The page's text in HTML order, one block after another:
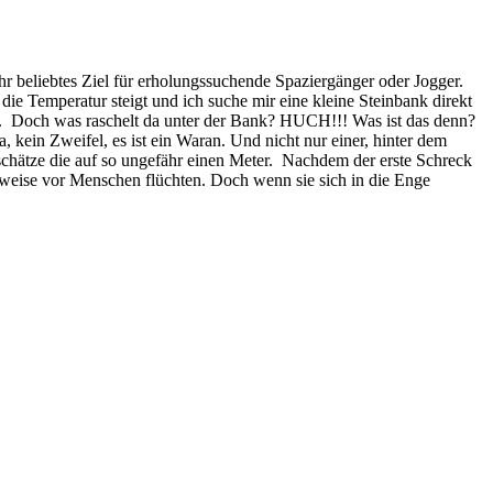
Ziel für erholungssuchende Spaziergänger oder Jogger.
Temperatur steigt und ich suche mir eine kleine Steinbank direkt
was raschelt da unter der Bank? HUCH!!! Was ist das denn?
kein Zweifel, es ist ein Waran. Und nicht nur einer, hinter dem
die auf so ungefähr einen Meter. Nachdem der erste Schreck
vor Menschen flüchten. Doch wenn sie sich in die Enge